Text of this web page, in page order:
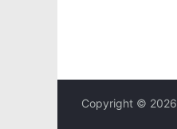
Copyright © 2026